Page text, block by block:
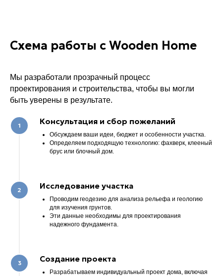
Схема работы с Wooden Home
Мы разработали прозрачный процесс
проектирования и строительства, чтобы вы могли
быть уверены в результате.
Консультация и сбор пожеланий
Обсуждаем ваши идеи, бюджет и особенности участка.
Определяем подходящую технологию: фахверк, клееный
брус или блочный дом.
Исследование участка
Проводим геодезию для анализа рельефа и геологию
для изучения грунтов.
Эти данные необходимы для проектирования
надежного фундамента.
Создание проекта
Разрабатываем индивидуальный проект дома, включая